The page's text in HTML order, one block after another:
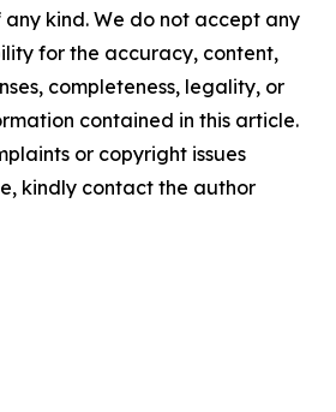
kind. We do not accept any
for the accuracy, content,
completeness, legality, or
contained in this article.
or copyright issues
kindly contact the author